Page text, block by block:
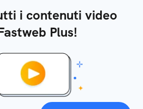
i contenuti video
Plus!